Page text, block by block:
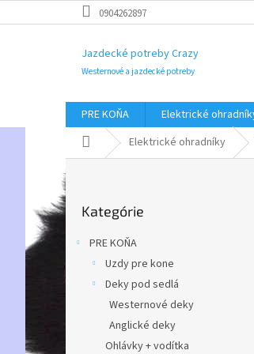
na
0904262897
Jazdecké potreby Crazy
Westernové a jazdecké potreby
PRE KOŇA Elektrické
DomovElektrické ohradníky
o
č
n
kategórie
Kategórie
PRE KOŇA
Uzdy pre kone
Deky pod sedlá
Westernové deky
Anglické deky
Ohlávky + vodítka